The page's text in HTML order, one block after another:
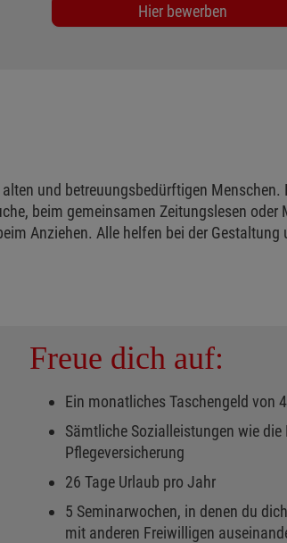
Hier bewerben
und betreuungsbedürftigen Menschen.
beim gemeinsamen Zeitungslesen
Anziehen. Alle helfen bei der
Freue dich auf:
Ein monatliches Taschengeld von
Sämtliche Sozialleistungen wie die
Pflegeversicherung
26 Tage Urlaub pro Jahr
5 Seminarwochen, in denen du
mit anderen Freiwilligen